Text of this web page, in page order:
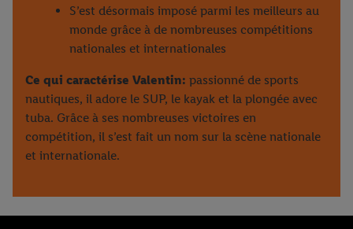
S’est désormais imposé parmi les meilleurs au
monde grâce à de nombreuses compétitions
nationales et internationales
Ce qui caractérise Valentin: passionné de sports
nautiques, il adore le SUP, le kayak et la plongée avec
tuba. Grâce à ses nombreuses victoires en
compétition, il s’est fait un nom sur la scène nationale
et internationale.